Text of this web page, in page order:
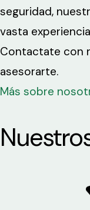
seguridad,
vasta
Contactate con
asesorarte.
Más sobre